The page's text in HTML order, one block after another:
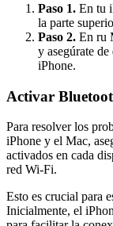
Paso 1. En tu
la parte
Paso 2. En ru
y asegúrate
iPhone.
Activar
Para resolver los
iPhone y el Mac,
activados en cada
red Wi-Fi.
Esto es crucial para
Inicialmente, el